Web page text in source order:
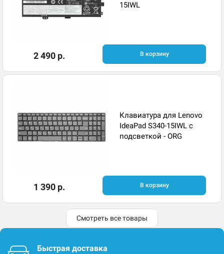
15IWL
2 490 р. В корзину
Клавиатура для Lenovo
IdeaPad S340-15IWL с
подсветкой - ORG
1 390 р. В корзину
Смотреть все товары
Быстрая доставка